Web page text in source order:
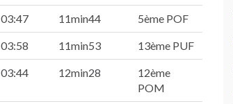
03:47 11min44 5ème POF
03:58 11min53 13ème PUF
03:44 12min28
12ème
POM